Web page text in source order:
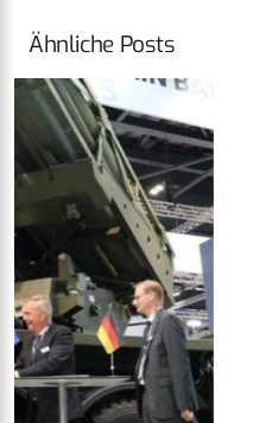
Ähnliche Posts